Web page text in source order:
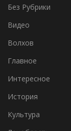
Без Рубрики
Видео
Волхов
Главное
Интересное
История